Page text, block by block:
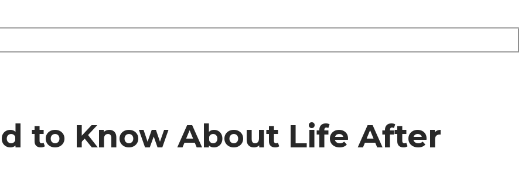
to Know About Life After